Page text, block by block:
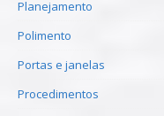
Planejamento
Polimento
Portas e janelas
Procedimentos